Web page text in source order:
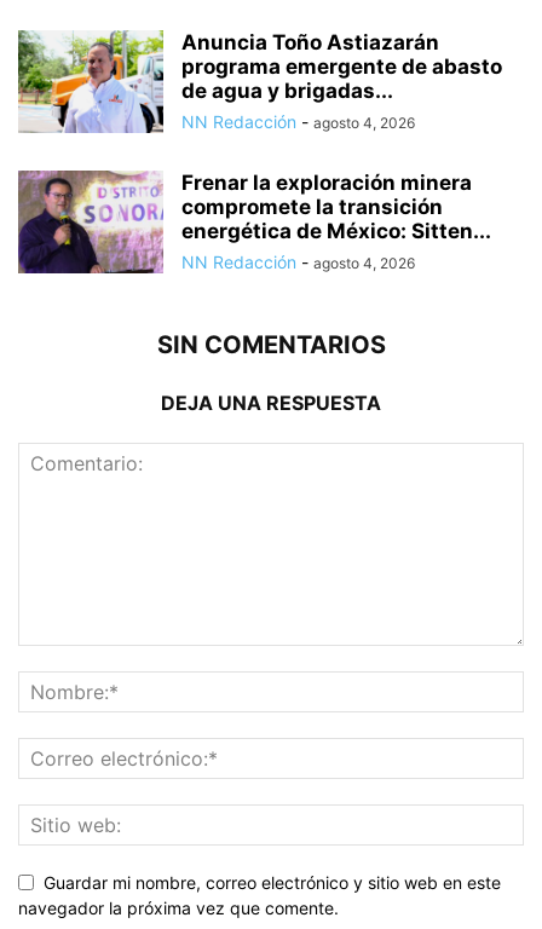
Anuncia Toño Astiazarán
programa emergente de abasto
de agua y brigadas...
NN Redacción - agosto 4, 2026
Frenar la exploración minera
compromete la transición
energética de México: Sitten...
NN Redacción - agosto 4, 2026
SIN COMENTARIOS
DEJA UNA RESPUESTA
Guardar mi nombre, correo electrónico y sitio web en este
navegador la próxima vez que comente.